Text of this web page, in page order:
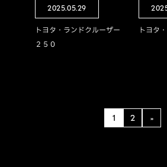
2025.05.29
トヨタ・ランドクルーザー
２５０
トヨタ
1 2 »